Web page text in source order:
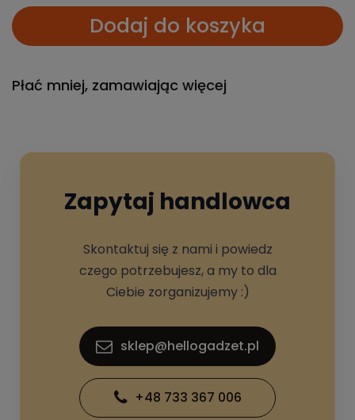
Dodaj do koszyka
Płać mniej, zamawiając więcej
Zapytaj handlowca
Skontaktuj się z nami i powiedz
czego potrzebujesz, a my to dla
Ciebie zorganizujemy :)
sklep@hellogadzet.pl
+48 733 367 006